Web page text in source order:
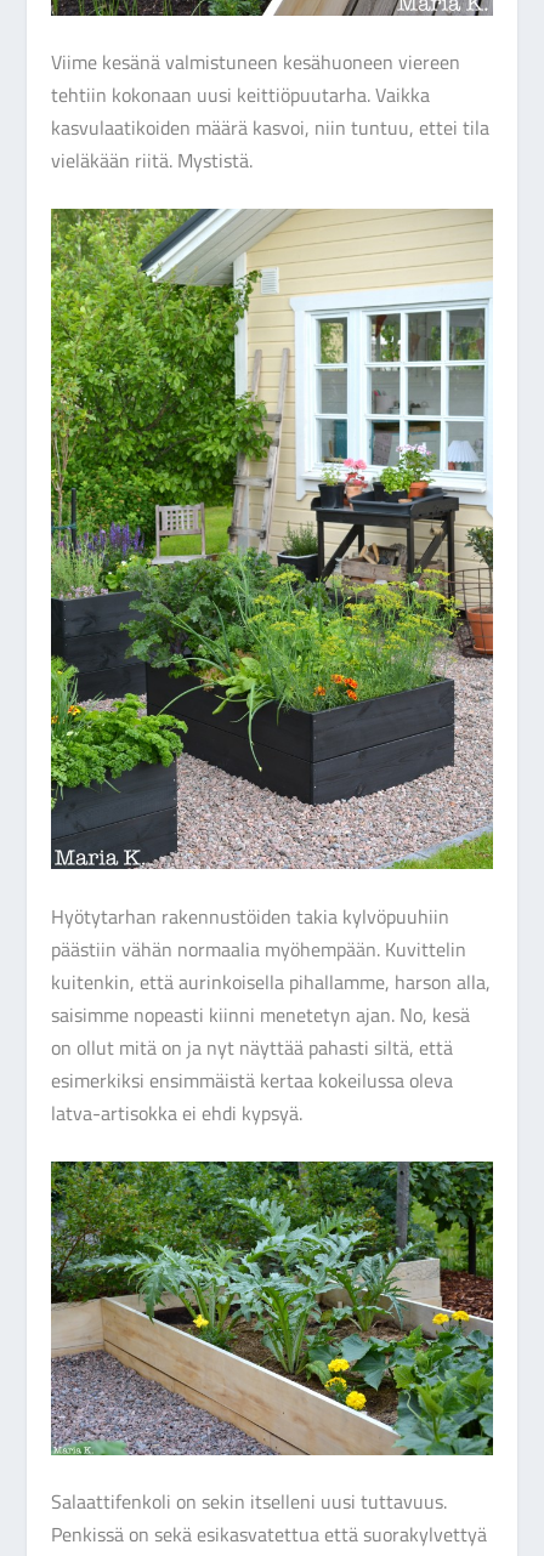
Viime kesänä valmistuneen kesähuoneen viereen
tehtiin kokonaan uusi keittiöpuutarha. Vaikka
kasvulaatikoiden määrä kasvoi, niin tuntuu, ettei tila
vieläkään riitä. Mystistä.
Hyötytarhan rakennustöiden takia kylvöpuuhiin
päästiin vähän normaalia myöhempään. Kuvittelin
kuitenkin, että aurinkoisella pihallamme, harson alla,
saisimme nopeasti kiinni menetetyn ajan. No, kesä
on ollut mitä on ja nyt näyttää pahasti siltä, että
esimerkiksi ensimmäistä kertaa kokeilussa oleva
latva-artisokka ei ehdi kypsyä.
Salaattifenkoli on sekin itselleni uusi tuttavuus.
Penkissä on sekä esikasvatettua että suorakylvettyä